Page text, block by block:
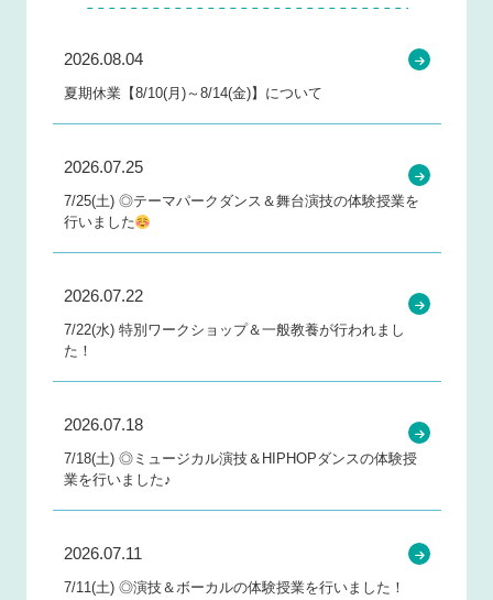
2026.08.04
夏期休業【8/10(月)～8/14(金)】について
2026.07.25
7/25(土) ◎テーマパークダンス＆舞台演技の体験授業を
行いました
2026.07.22
7/22(水) 特別ワークショップ＆一般教養が行われまし
た！
2026.07.18
7/18(土) ◎ミュージカル演技＆HIPHOPダンスの体験授
業を行いました♪
2026.07.11
7/11(土) ◎演技＆ボーカルの体験授業を行いました！